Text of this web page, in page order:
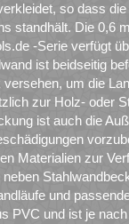
so dass
standhält. Die 0,6
-Serie verfügt
ist beidseitig
um die
zur Holz- oder
ist auch die
Materialien zur
neben
und
PVC und ist je